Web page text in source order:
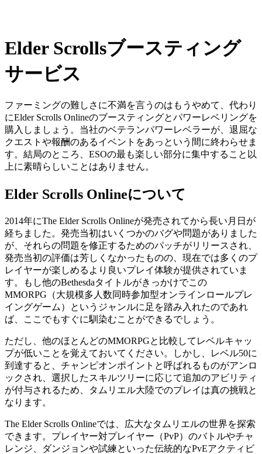
Elder Scrollsブースティング
サービス
ファーミングの難しさに不満を言うのはもうやめて、代わり
にElder Scrolls Onlineのブースティングとパワーレベリングを
購入しましょう。当社のベテランパワーレベラーが、退屈な
クエストや報酬のあるイベントをあっという間に終わらせま
す。結局のところ、ESOの最も楽しい部分に集中すること以
上に素晴らしいことはありません。
Elder Scrolls Onlineについて
2014年にThe Elder Scrolls Onlineが発売されてから長い月日が
経ちました。発売当初はいくつかのバグや問題がありました
が、それらの問題を修正するためのパッチがリリースされ、
発売当初の評価は芳しくなかったものの、現在では多くのプ
レイヤーが楽しめるより良いプレイ体験が提供されていま
す。もし他のBethesdaタイトルがきっかけでこの
MMORPG（大規模多人数同時参加型オンラインロールプレ
イングゲーム）というジャンルに足を踏み入れたのであれ
ば、ここでもすぐに馴染むことができるでしょう。
ただし、他のほとんどのMMORPGと比較してレベルキャッ
プが低いことを覚えておいてください。しかし、レベル50に
到達すると、チャンピオンポイントと呼ばれるものがアンロ
ックされ、選択したスキルツリーに応じて追加のアビリティ
が付与されるため、タムリエル大陸でのプレイは真の挑戦と
なります。
The Elder Scrolls Onlineでは、広大なタムリエルの世界を探索
できます。プレイヤー対プレイヤー（PvP）のバトルやチャ
レンジ、ダンジョンや試練といった伝統的なPvEアクティビ